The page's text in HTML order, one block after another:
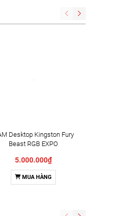
Desktop Kingston Fury
Beast RGB EXPO
KF560C36BBE2A-16WP)
16GB (1x16GB) DDR5
6000MHz
5.000.000₫
MUA HÀNG